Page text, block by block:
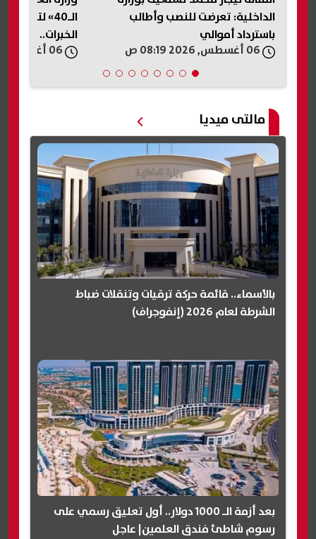
الداخلية: تعرضت للنصب وأطالب
باسترداد أموالي
الـ40»
الخبرات.. اعرف
مالتى ميديا
بالأسماء.. قائمة حركة ترقيات وتنقلات ضباط
الشرطة لعام 2026 (إنفوجراف)
بعد أزمة الـ 1000 دولار.. أول تعليق رسمي على
رسوم شاطئ فندق العلمين| عاجل